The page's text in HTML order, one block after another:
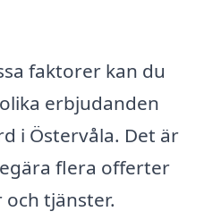
faktorer kan du
erbjudanden
i Östervåla. Det är
flera offerter
tjänster.